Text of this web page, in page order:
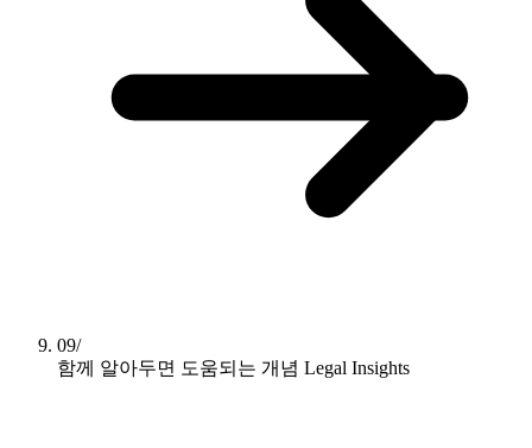
09/
함께 알아두면 도움되는 개념 Legal Insights